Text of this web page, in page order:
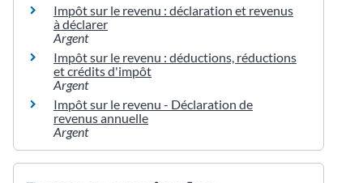
Impôt sur le revenu : déclaration et revenus
à déclarer
Argent
Impôt sur le revenu : déductions, réductions
et crédits d'impôt
Argent
Impôt sur le revenu - Déclaration de
revenus annuelle
Argent